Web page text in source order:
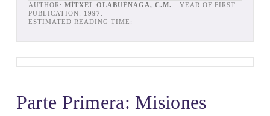
AUTHOR: MÍTXEL OLABUÉNAGA, C.M.
PUBLICATION: 1997
ESTIMATED READING TIME:
Parte Primera: Misiones